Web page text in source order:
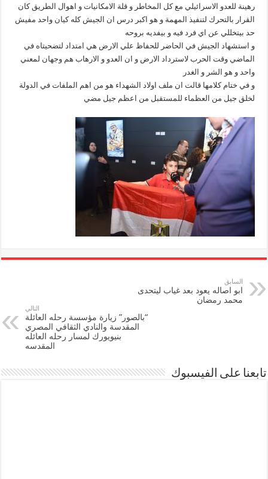
رهينة للعدو الاسرائيلي مع كل المخاطر و قلة الامكانيات و اهوال الطريق كان
القرار بالتحرك لتنفيذ المهمة و هو اكبر درس ان الجيش كله كيان واحد مفيش
حد بيتخللي عن اي فرد فيه و بيفديه بروحه
و استشهاد الجيش في الحاضر للحفاظ علي الارض هي امتداد لتضحيتاه في
الماضي وقت الحرب لاسترداد الارض و ان العدو و الارهاب هم وجهان لمعني
واحد و هو الشر و الغدر
و في ختام كلامها قالت ان ملف اولاد الشهداء هو من اهم الملفات في الدولة
لخلق جيل من العظماء للمستقبل من اعظم جيل مضي
السابق
ابو اصاله يعود بعد غياب ليتحدى
محمد رمضان
التالي
“بالصور” زيارة مؤسسة رحله العائلة
المقدسة والنادي الثقافي المصري
بنيويورك لمسار رحله العائله
المقدسه
تابعنا على الفيسبوك